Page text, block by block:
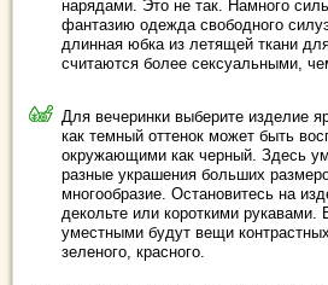
нарядами. Это не так. Намного
фантазию одежда свободного
длинная юбка из летящей ткани
считаются более сексуальными,
Для вечеринки выберите изделие
как темный оттенок может быть
окружающими как черный. Здесь
разные украшения больших
многообразие. Остановитесь на
декольте или короткими рукавами.
уместными будут вещи
зеленого, красного.